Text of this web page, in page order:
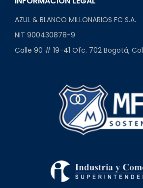
AZUL & BLANCO MILLONARIOS FC S.A.
NIT 900430878-9
Calle 90 # 19-41 Ofc. 702 Bogotá,